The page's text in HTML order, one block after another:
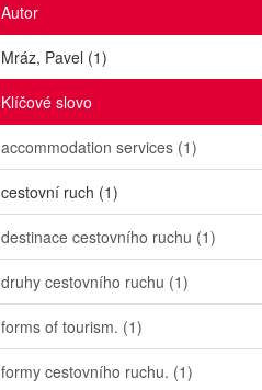
Autor
Mráz, Pavel (1)
Klíčové slovo
accommodation services (1)
cestovní ruch (1)
destinace cestovního ruchu (1)
druhy cestovního ruchu (1)
forms of tourism. (1)
formy cestovního ruchu. (1)